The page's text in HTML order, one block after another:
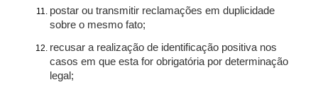
postar ou transmitir reclamações em duplicidade
sobre o mesmo fato;
recusar a realização de identificação positiva nos
casos em que esta for obrigatória por determinação
legal;